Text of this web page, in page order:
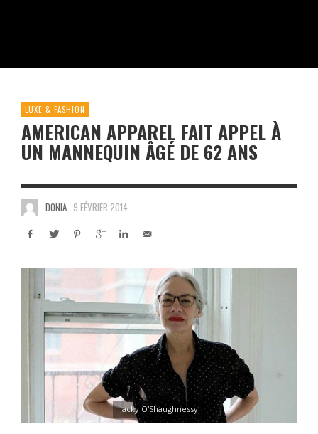
LUXE & FASHION
AMERICAN APPAREL FAIT APPEL À
UN MANNEQUIN ÂGÉ DE 62 ANS
DONIA 9 FÉVRIER 2014
Jacky O'Shaughnessy